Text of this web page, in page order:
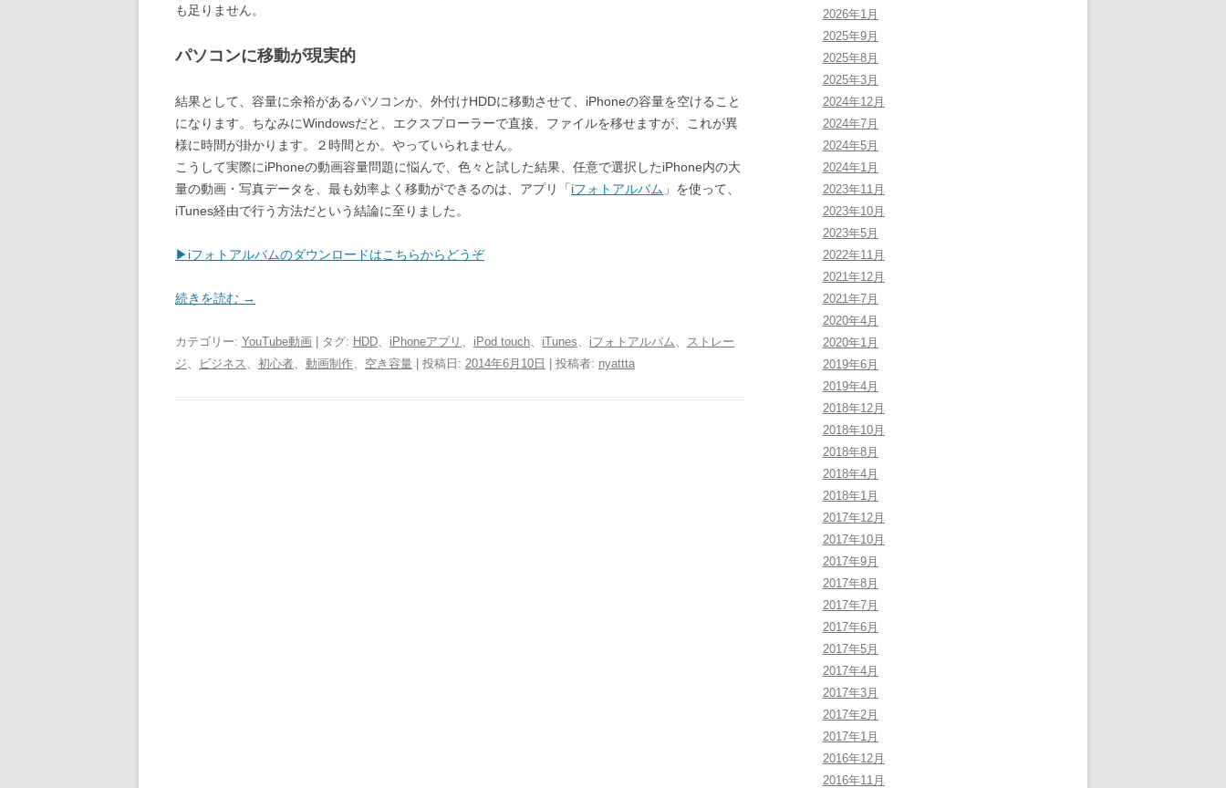
も足りません。
パソコンに移動が現実的
結果として、容量に余裕があるパソコンか、外付けHDDに移動させて、iPhoneの容量を空けること
になります。ちなみにWindowsだと、エクスプローラーで直接、ファイルを移せますが、これが異
様に時間が掛かります。２時間とか。やっていられません。
こうして実際にiPhoneの動画容量問題に悩んで、色々と試した結果、任意で選択したiPhone内の大
量の動画・写真データを、最も効率よく移動ができるのは、アプリ「iフォトアルバム 」を使って、
iTunes経由で行う方法だという結論に至りました。
▶iフォトアルバムのダウンロードはこちらからどうぞ
続きを読む →
カテゴリー: YouTube動画 | タグ: HDD、 iPhoneアプリ 、 iPod touch、 iTunes、 iフォトアルバム、 ストレー
ジ、 ビジネス 、 初心者、 動画制作、 空き容量 | 投稿日: 2014年6月10日 投稿者: nyattta
2026年1月
2025年9月
2025年8月
2025年3月
2024年12月
2024年7月
2024年5月
2024年1月
2023年11月
2023年10月
2023年5月
2022年11月
2021年12月
2021年7月
2020年4月
2020年1月
2019年6月
2019年4月
2018年12月
2018年10月
2018年8月
2018年4月
2018年1月
2017年12月
2017年10月
2017年9月
2017年8月
2017年7月
2017年6月
2017年5月
2017年4月
2017年3月
2017年2月
2017年1月
2016年12月
2016年11月